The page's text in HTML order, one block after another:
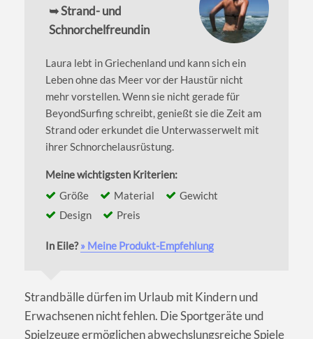
➥ Strand- und
Schnorchelfreundin
Laura lebt in Griechenland und kann sich ein
Leben ohne das Meer vor der Haustür nicht
mehr vorstellen. Wenn sie nicht gerade für
BeyondSurfing schreibt, genießt sie die Zeit am
Strand oder erkundet die Unterwasserwelt mit
ihrer Schnorchelausrüstung.
Meine wichtigsten Kriterien:
Größe
Material
Gewicht
Design
Preis
In Eile?» Meine Produkt-Empfehlung
Strandbälle dürfen im Urlaub mit Kindern und
Erwachsenen nicht fehlen. Die Sportgeräte und
Spielzeuge ermöglichen abwechslungsreiche Spiele